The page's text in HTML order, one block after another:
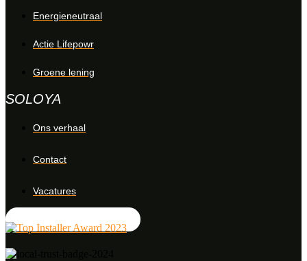
Energieneutraal
Actie Lifepowr
Groene lening
SOLOYA
Ons verhaal
Contact
Vacatures